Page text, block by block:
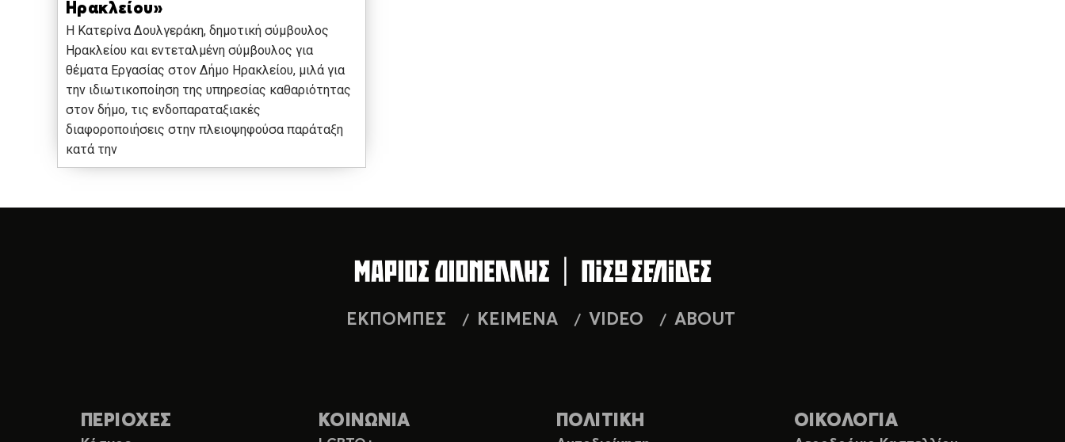
Ηρακλείου»
Η Κατερίνα Δουλγεράκη, δημοτική σύμβουλος
Ηρακλείου και εντεταλμένη σύμβουλος για
θέματα Εργασίας στον Δήμο Ηρακλείου, μιλά για
την ιδιωτικοποίηση της υπηρεσίας καθαριότητας
στον δήμο, τις ενδοπαραταξιακές
διαφοροποιήσεις στην πλειοψηφούσα παράταξη
κατά την
ΕΚΠΟΜΠΕΣ ΚΕΙΜΕΝΑ VIDEO ABOUT
ΠΕΡΙΟΧΕΣ ΚΟΙΝΩΝΙΑ ΠΟΛΙΤΙΚΗ ΟΙΚΟΛΟΓΙΑ